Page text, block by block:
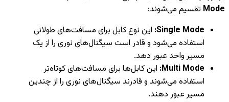
Mode تقسیم می‌شوند:
Single Mode: این نوع کابل برای مسافت‌های طولانی
استفاده می‌شود و قادر است سیگنال‌های نوری را از یک
مسیر واحد عبور دهد.
Multi Mode: این کابل‌ها برای مسافت‌های کوتاه‌تر
استفاده می‌شوند و قادرند سیگنال‌های نوری را از چندین
مسیر عبور دهند.